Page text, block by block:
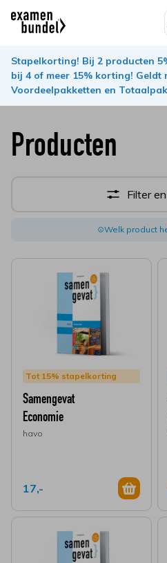
Stapelkorting! Bij 2 producten
bij 4 of meer 15% korting! Geldt
Voordeelpakketten en
Producten
Filter
Welk product
Tot 15% stapelkorting
Samengevat
Economie
havo
17,-